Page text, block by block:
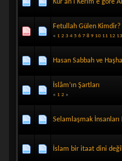
Kur'an'ı Kerim'e göre
Fetullah Gülen Kimdir?
« 1 2 3 4 5 6 7 8 9 10 11 12 13
Hasan Sabbah ve
İslâm’ın Şartları
« 1 2 »
Selamlaşmak İnsanları
İslam bir itaat dini